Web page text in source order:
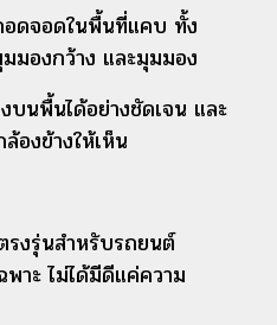
อดจอดในพื้นที่แคบ ทั้ง
มองกว้าง และมุมมอง
บนพื้นได้อย่างชัดเจน และ
องข้างให้เห็น
งรุ่นสำหรับรถยนต์
ะ ไม่ได้มีดีแค่ความ